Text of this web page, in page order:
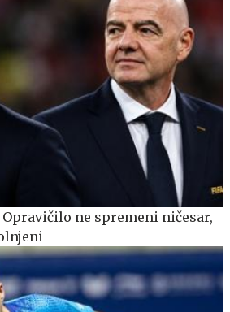
ne spremeni ničesar,